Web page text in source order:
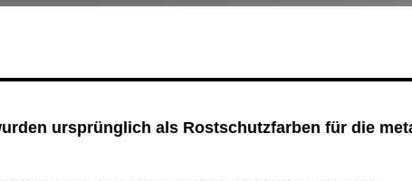
ursprünglich als Rostschutzfarben für die